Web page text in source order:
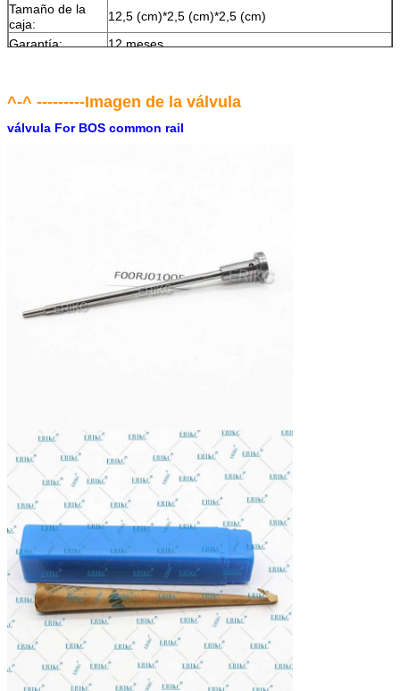
Tamaño de la
caja:
12,5 (cm)*2,5 (cm)*2,5 (cm)
Garantía:
12 meses
Stock:
En stock, no se puede dejar al descubierto sin
embalaje en el aire durante mucho tiempo.
Forma de envío: DHL, FedEx, UPS, TNT, EMS, ARAMEX, por aire.
^-^ ---------Imagen de la válvula
válvula For BOS common rail